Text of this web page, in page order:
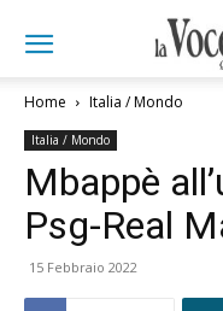
Home Italia / Mondo
Italia / Mondo
Mbappè
Psg-Real
15 Febbraio 2022